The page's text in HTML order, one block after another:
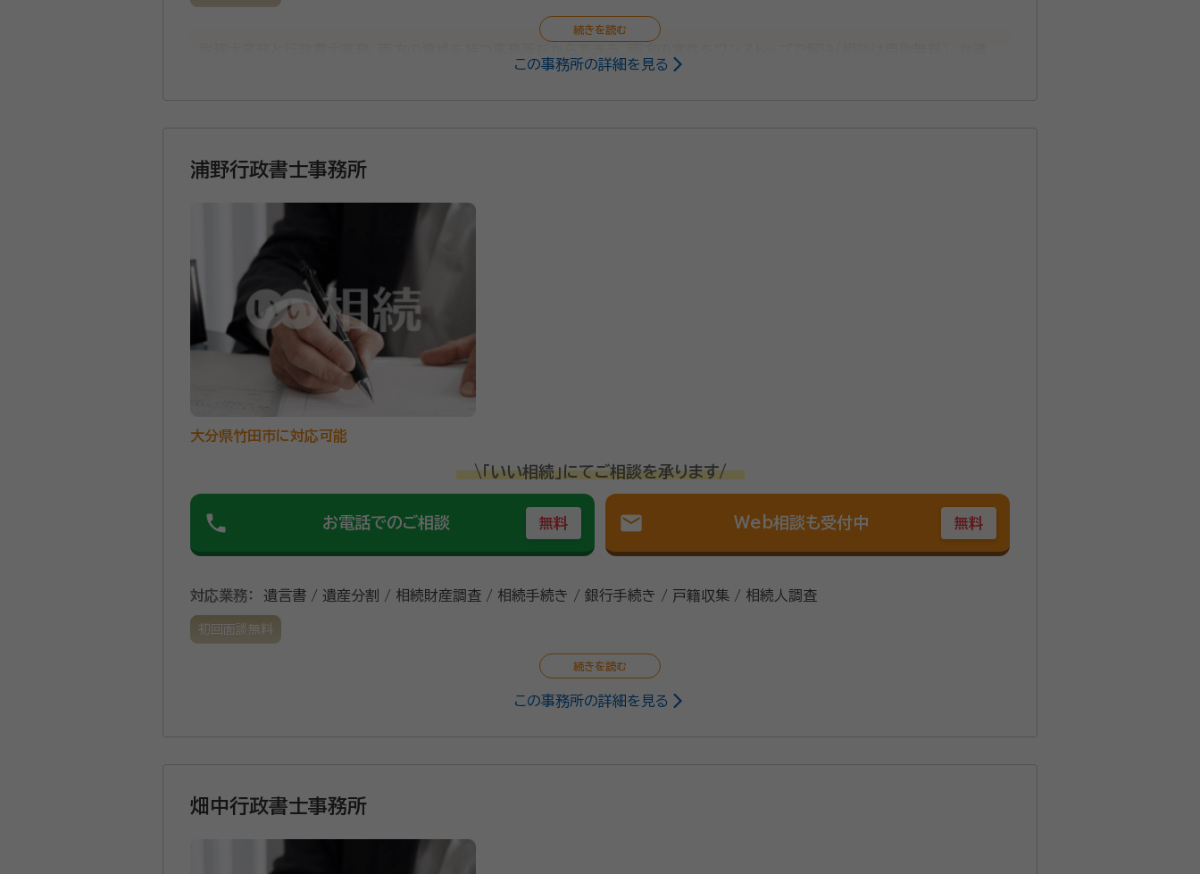
⼠、公認会計士、司法書⼠、社会保険労務⼠、⾏政書⼠、⼟地家屋調査⼠、不動産鑑定⼠と連携しながら、難しい問題にも対応・解
この事務所の詳細を見る
浦野行政書士事務所
大分県竹田市に対応可能
\「いい相続」にてご相談を承ります/
phone お電話でのご相談 無料 mail Web相談も受付中 無料
対応業務： 遺言書 / 遺産分割 / 相続財産調査 / 相続手続き / 銀行手続き / 戸籍収集 / 相続人調査
初回面談無料
この事務所の詳細を見る
畑中行政書士事務所